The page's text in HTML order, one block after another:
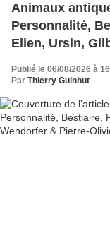
Animaux
Personnalité,
Elien, Ursin,
Dittmar.
Publié le 06/08/2026 à
Par Thierry Guinhut